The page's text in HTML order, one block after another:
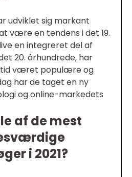
udviklet sig markant
være en tendens i det 19.
en integreret del af
20. århundrede, har
været populære og
har de taget en ny
og online-markedets
af de mest
i 2021?